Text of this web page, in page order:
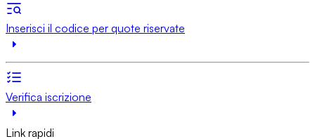
Inserisci il codice per quote riservate
Verifica iscrizione
Link rapidi